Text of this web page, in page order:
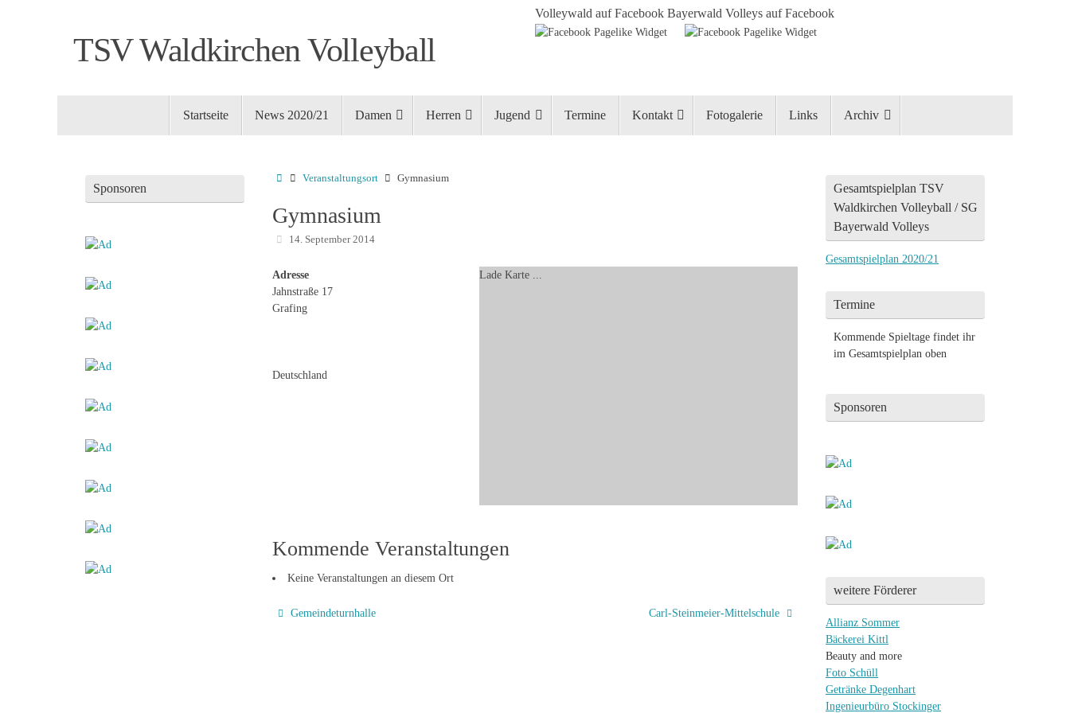
TSV Waldkirchen Volleyball
Volleywald auf Facebook Bayerwald Volleys auf Facebook
Startseite News 2020/21 Damen Herren Jugend Termine Kontakt Fotogalerie Links Archiv
Startseite
Veranstaltungsort Gymnasium
Gymnasium
14. September 2014
Lade Karte ...
Adresse
Jahnstraße 17
Grafing
Deutschland
Kommende Veranstaltungen
Keine Veranstaltungen an diesem Ort
Gemeindeturnhalle Carl-Steinmeier-Mittelschule
Sponsoren
Gesamtspielplan TSV
Waldkirchen Volleyball / SG
Bayerwald Volleys
Gesamtspielplan 2020/21
Termine
Kommende Spieltage findet ihr
im Gesamtspielplan oben
Sponsoren
weitere Förderer
Allianz Sommer
Bäckerei Kittl
Beauty and more
Foto Schüll
Getränke Degenhart
Ingenieurbüro Stockinger